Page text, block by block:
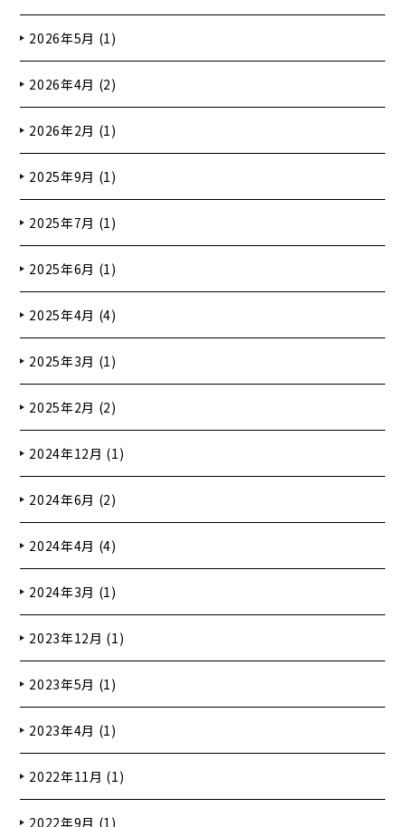
2026年5月 (1)
2026年4月 (2)
2026年2月 (1)
2025年9月 (1)
2025年7月 (1)
2025年6月 (1)
2025年4月 (4)
2025年3月 (1)
2025年2月 (2)
2024年12月 (1)
2024年6月 (2)
2024年4月 (4)
2024年3月 (1)
2023年12月 (1)
2023年5月 (1)
2023年4月 (1)
2022年11月 (1)
2022年9月 (1)